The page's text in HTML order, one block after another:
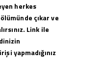
herkes
çıkar ve
Link ile
yapmadığınız